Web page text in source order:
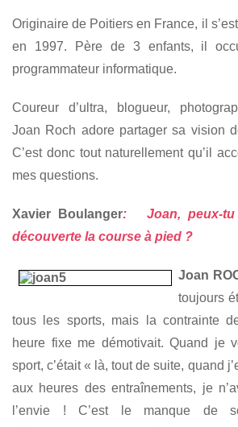
Originaire de Poitiers en France, il
en 1997. Père de 3 enfants, il
programmateur informatique.
Coureur d’ultra, blogueur,
Joan Roch adore partager sa vision
C’est donc tout naturellement qu’il
mes questions.
Xavier Boulanger: Joan, peux-tu
découverte la course à pied ?
Joan
toujours
tous les sports, mais la contrainte
heure fixe me démotivait. Quand je
sport, c’était « là, tout de suite, quand
aux heures des entraînements, je
l’envie ! C’est le manque de